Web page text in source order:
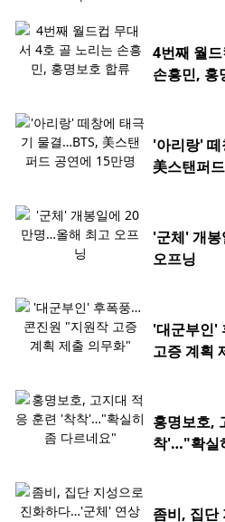
4번째 월
손흥민, 홍
'아리랑'
美스탠퍼
'군체' 개
오프닝
'대군부인'
고증 계획
홍명보호,
착'…"확실
좀비, 집